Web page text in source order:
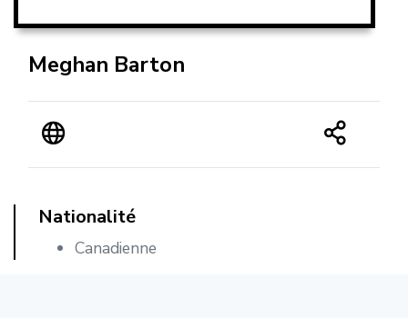
Meghan Barton
Nationalité
Canadienne